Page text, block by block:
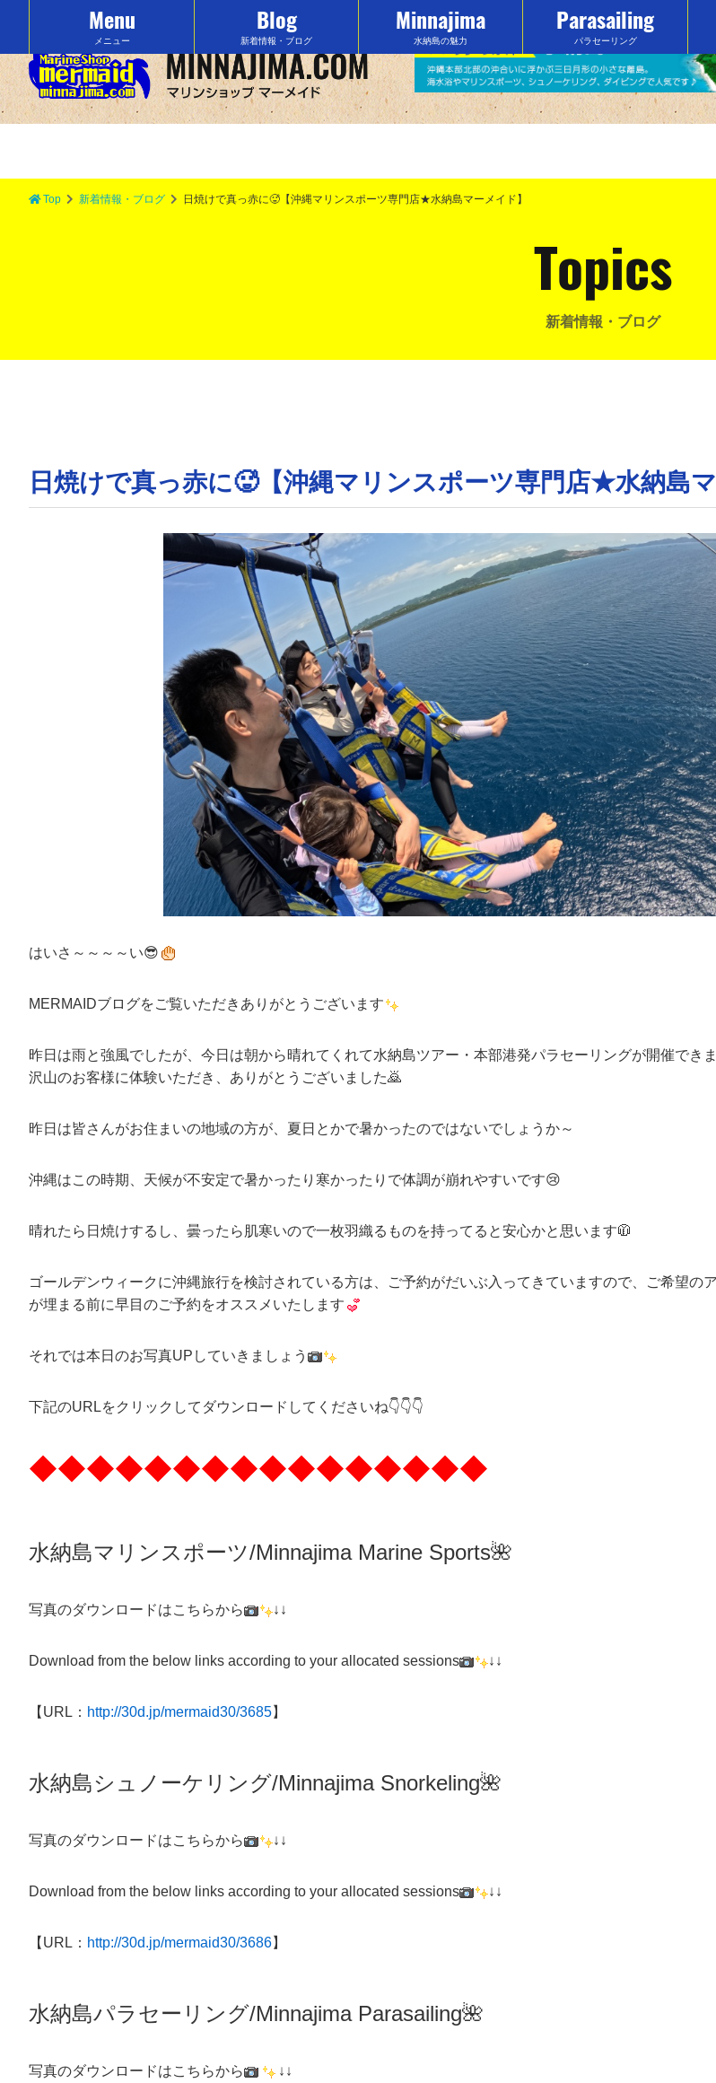
沖縄の水納島でマリンスポーツをするなら「マーメイド」で決まり！
Menu
メニュー
Blog
新着情報・ブログ
Minnajima
水納島の魅力
Parasailing
パラセーリング
Top 新着情報・ブログ 日焼けで真っ赤に🥵【沖縄マリンスポーツ専門店★水納島マーメイド】
Topics
新着情報・ブログ
日焼けで真っ赤に🥵【沖縄マリンスポーツ専門店★水納島マ
はいさ～～～～い😎
MERMAIDブログをご覧いただきありがとうございます
昨日は雨と強風でしたが、今日は朝から晴れてくれて水納島ツアー・本部港発パラセーリングが開催でき
沢山のお客様に体験いただき、ありがとうございました🙇
昨日は皆さんがお住まいの地域の方が、夏日とかで暑かったのではないでしょうか～
沖縄はこの時期、天候が不安定で暑かったり寒かったりで体調が崩れやすいです😢
晴れたら日焼けするし、曇ったら肌寒いので一枚羽織るものを持ってると安心かと思います🧥
ゴールデンウィークに沖縄旅行を検討されている方は、ご予約がだいぶ入ってきていますので、ご希望の
が埋まる前に早目のご予約をオススメいたします
それでは本日のお写真UPしていきましょう
下記のURLをクリックしてダウンロードしてくださいね👇👇👇
◆◆◆◆◆◆◆◆◆◆◆◆◆◆◆◆
水納島マリンスポーツ/Minnajima Marine Sports🌺
写真のダウンロードはこちらから ↓↓
Download from the below links according to your allocated sessions ↓↓
【URL： http://30d.jp/mermaid30/3685】
水納島シュノーケリング/Minnajima Snorkeling🌺
写真のダウンロードはこちらから ↓↓
Download from the below links according to your allocated sessions ↓↓
【URL： http://30d.jp/mermaid30/3686】
水納島パラセーリング/Minnajima Parasailing🌺
写真のダウンロードはこちらから ↓↓